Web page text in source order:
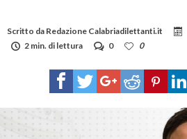
Scritto da Redazione Calabriadilettanti.it
2 min. di lettura
0 0